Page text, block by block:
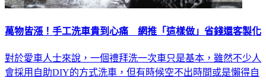
對於愛車人士來說，一個禮拜洗一次車只是基本，雖然不少人